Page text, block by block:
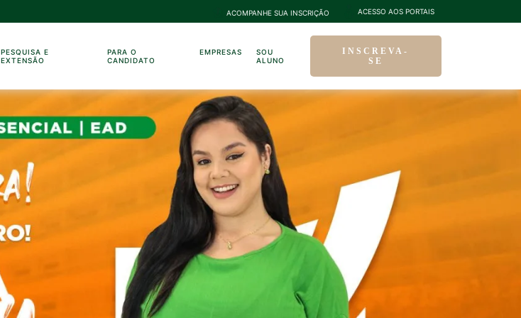
ACOMPANHE SUA INSCRIÇÃO ACESSO AOS PORTAIS
PESQUISA E
EXTENSÃO
PARA O
CANDIDATO
EMPRESAS
SOU
ALUNO
INSCREVA-
SE